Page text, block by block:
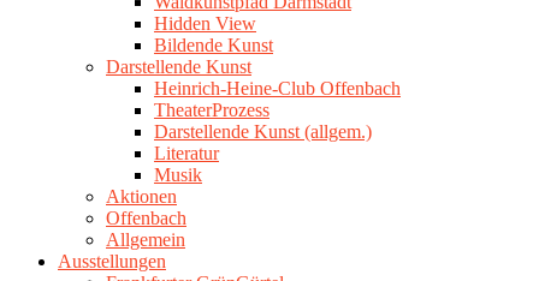
Hidden View
Bildende Kunst
Darstellende Kunst
Heinrich-Heine-Club Offenbach
TheaterProzess
Darstellende Kunst (allgem.)
Literatur
Musik
Aktionen
Offenbach
Allgemein
Ausstellungen